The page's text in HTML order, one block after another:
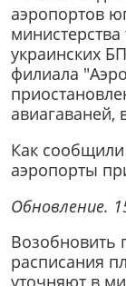
аэропортов
украинских
филиала
авиагаваней,
Как
аэропорты
Обновление.
Возобновить
расписания
уточняют в